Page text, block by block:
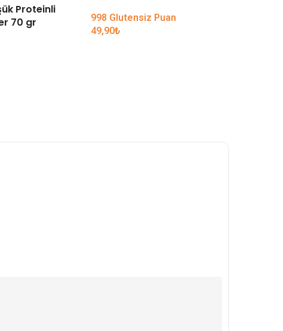
Proteinli
70 gr
998 Glutensiz Puan
49,90₺